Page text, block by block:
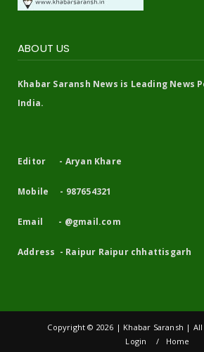
ABOUT US
Khabar Saransh News is Leading News
India.
Editor - Aryan Khare
Mobile - 987654321
Email - @gmail.com
Address - Raipur Raipur chhattisgarh
Copyright © 2026 | Khabar Saransh | All
Login
Home